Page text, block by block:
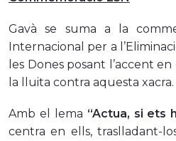
Gavà se suma a la
Internacional per a
les Dones posant l’accent
la lluita contra aquesta xacra.
Amb el lema “Actua, si ets
centra en ells, traslladant-